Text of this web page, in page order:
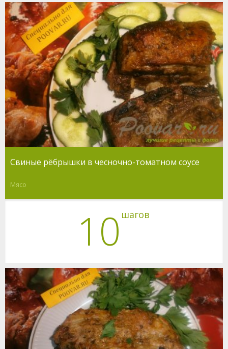
Свиные рёбрышки в чесночно-томатном соусе
Мясо
10 шагов